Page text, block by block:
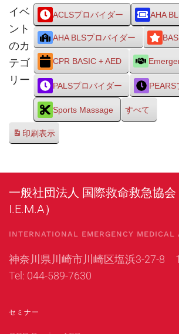
イベ
ント
のカ
テゴ
リー
ACLSプロバイダー AHA
AHA BLSプロバイダー
CPR BASIC + AED
PALSプロバイダー PEARS
Sports Massage すべて
印刷表示
一般社団法人 国際救命救急協会
I.E.M.A）
INTERNATIONAL EMERGENCY MEDICAL
神奈川県川崎市川崎区塩浜3-27-8
Tel: 044-589-7630
セミナー